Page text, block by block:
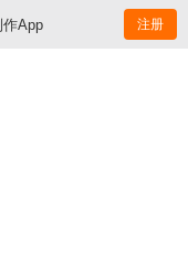
App 注册